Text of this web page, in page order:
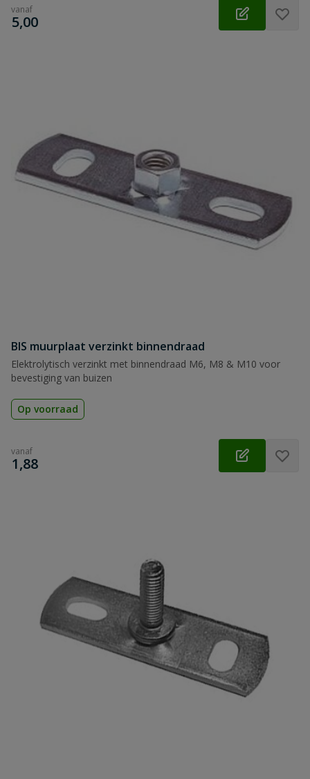
vanaf
€
5,00
BIS muurplaat verzinkt binnendraad
Elektrolytisch verzinkt met binnendraad M6, M8 & M10 voor
bevestiging van buizen
Op voorraad
vanaf
€
1,88